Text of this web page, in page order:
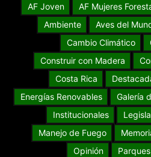
AF Joven AF Mujeres
Ambiente
Aves del
Cambio Climático
Construir con Madera
Costa Rica
Energías Renovables
Galería
Institucionales
Manejo de Fuego
Opinión